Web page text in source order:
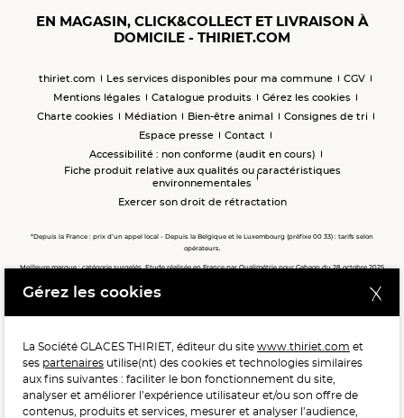
EN MAGASIN, CLICK&COLLECT ET LIVRAISON À
DOMICILE - THIRIET.COM
thiriet.com Les services disponibles pour ma commune
CGV
Mentions légales
Catalogue produits
Gérez les cookies
Charte cookies
Médiation Bien-être animal
Consignes de tri
Espace presse
Contact
Accessibilité : non conforme (audit en cours)
Fiche produit relative aux qualités ou caractéristiques
environnementales
Exercer son droit de rétractation
*Depuis la France : prix d’un appel local - Depuis la Belgique et le Luxembourg (préfixe 00 33) : tarifs selon
opérateurs.
Meilleure marque : catégorie surgelés. Etude réalisée en France par Qualimétrie pour Gabaon du 28 octobre 2025
Meilleure chaîne de magasins, Meilleur e-commerçant, Meilleure relation clients : catégorie surgelés. Étude
POUR VOTRE SANTÉ, MANGEZ AU MOINS CINQ FRUITS ET
LÉGUMES PAR JOUR.WWW.MANGERBOUGER.FR
Gérez les cookies
La Société GLACES THIRIET, éditeur du site www.thiriet.com et
ses partenaires utilise(nt) des cookies et technologies similaires
aux fins suivantes : faciliter le bon fonctionnement du site,
analyser et améliorer l’expérience utilisateur et/ou son offre de
contenus, produits et services, mesurer et analyser l’audience,